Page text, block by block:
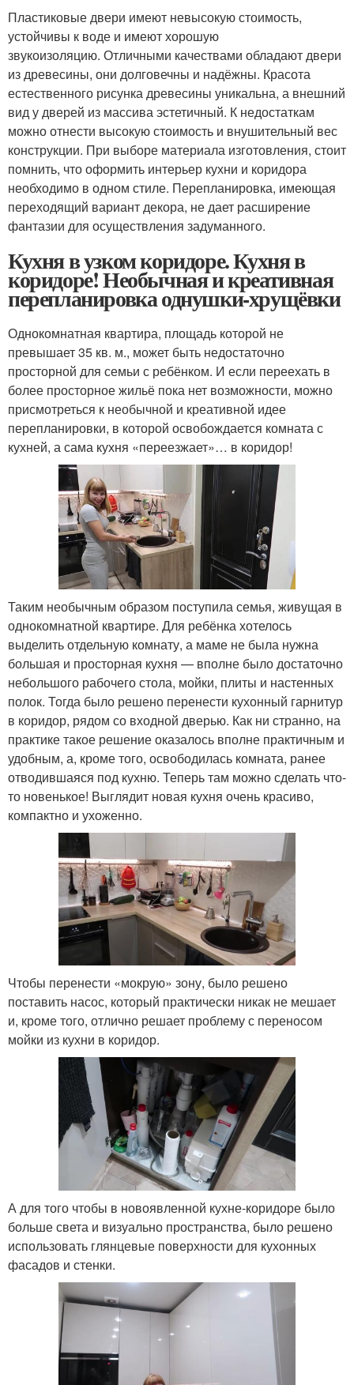
Пластиковые двери имеют невысокую стоимость,
устойчивы к воде и имеют хорошую
звукоизоляцию. Отличными качествами обладают двери
из древесины, они долговечны и надёжны. Красота
естественного рисунка древесины уникальна, а внешний
вид у дверей из массива эстетичный. К недостаткам
можно отнести высокую стоимость и внушительный вес
конструкции. При выборе материала изготовления, стоит
помнить, что оформить интерьер кухни и коридора
необходимо в одном стиле. Перепланировка, имеющая
переходящий вариант декора, не дает расширение
фантазии для осуществления задуманного.
Кухня в узком коридоре. Кухня в
коридоре! Необычная и креативная
перепланировка однушки-хрущёвки
Однокомнатная квартира, площадь которой не
превышает 35 кв. м., может быть недостаточно
просторной для семьи с ребёнком. И если переехать в
более просторное жильё пока нет возможности, можно
присмотреться к необычной и креативной идее
перепланировки, в которой освобождается комната с
кухней, а сама кухня «переезжает»… в коридор!
Таким необычным образом поступила семья, живущая в
однокомнатной квартире. Для ребёнка хотелось
выделить отдельную комнату, а маме не была нужна
большая и просторная кухня — вполне было достаточно
небольшого рабочего стола, мойки, плиты и настенных
полок. Тогда было решено перенести кухонный гарнитур
в коридор, рядом со входной дверью. Как ни странно, на
практике такое решение оказалось вполне практичным и
удобным, а, кроме того, освободилась комната, ранее
отводившаяся под кухню. Теперь там можно сделать что-
то новенькое! Выглядит новая кухня очень красиво,
компактно и ухоженно.
Чтобы перенести «мокрую» зону, было решено
поставить насос, который практически никак не мешает
и, кроме того, отлично решает проблему с переносом
мойки из кухни в коридор.
А для того чтобы в новоявленной кухне-коридоре было
больше света и визуально пространства, было решено
использовать глянцевые поверхности для кухонных
фасадов и стенки.